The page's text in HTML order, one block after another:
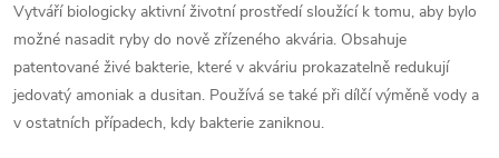
Vytváří biologicky aktivní životní prostředí sloužící k tomu, aby bylo
možné nasadit ryby do nově zřízeného akvária. Obsahuje
patentované živé bakterie, které v akváriu prokazatelně redukují
jedovatý amoniak a dusitan. Používá se také při dílčí výměně vody a
v ostatních případech, kdy bakterie zaniknou.